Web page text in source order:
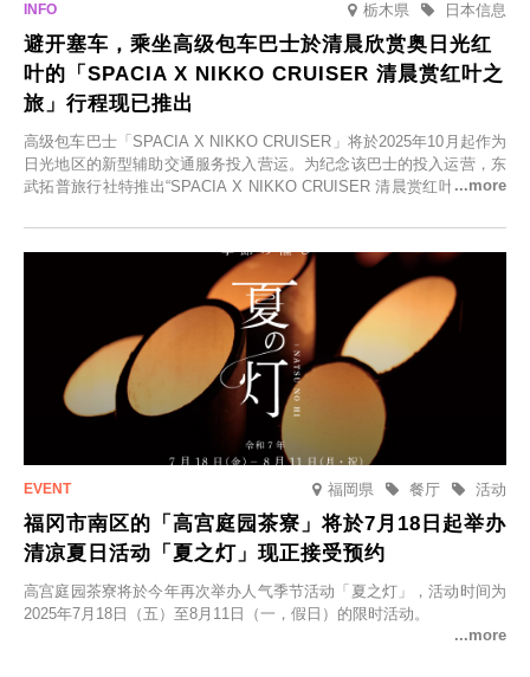
栃木県 日本信息
避开塞车，乘坐高级包车巴士於清晨欣赏奥日光红
叶的「SPACIA X NIKKO CRUISER 清晨赏红叶之
旅」行程现已推出
高级包车巴士「SPACIA X NIKKO CRUISER」将於2025年10月起作为
日光地区的新型辅助交通服务投入营运。为纪念该巴士的投入运营，东
武拓普旅行社特推出“SPACIA X NIKKO CRUISER 清晨赏红叶之旅”，
福岡県 活动
餐厅
福冈市南区的「高宫庭园茶寮」将於7月18日起举办
清凉夏日活动「夏之灯」现正接受预约
高宫庭园茶寮将於今年再次举办人气季节活动「夏之灯」，活动时间为
2025年7月18日（五）至8月11日（一，假日）的限时活动。